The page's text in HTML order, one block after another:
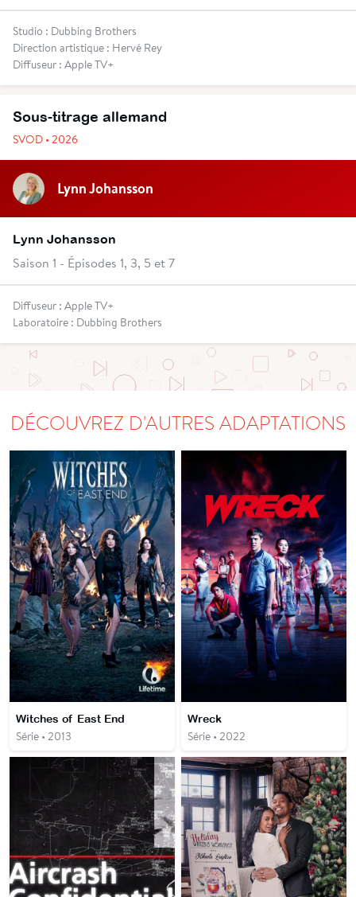
Studio : Dubbing Brothers
Direction artistique : Hervé Rey
Diffuseur : Apple TV+
Sous-titrage allemand
SVOD • 2026
Lynn Johansson
Lynn Johansson
Saison 1 - Épisodes 1, 3, 5 et 7
Diffuseur : Apple TV+
Laboratoire : Dubbing Brothers
DÉCOUVREZ D'AUTRES ADAPTATIONS
Witches of East End
Série • 2013
Wreck
Série • 2022